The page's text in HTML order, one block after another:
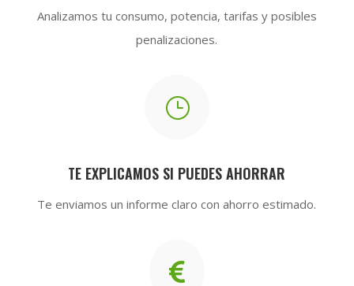
Analizamos tu consumo, potencia, tarifas y posibles
penalizaciones.
}
TE EXPLICAMOS SI PUEDES AHORRAR
Te enviamos un informe claro con ahorro estimado.
